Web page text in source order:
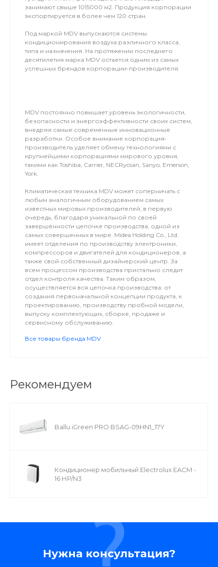
занимают свыше 1015000 м2. Продукция корпорации
экспортируется в более чем 120 стран.
Под маркой MDV выпускаются системы
кондиционирования воздуха различного класса,
типа и назначения. На протяжении последнего
десятилетия марка MDV остается одним из самых
успешных брендов корпорации-производителя.
MDV постоянно повышает уровень экологичности,
безопасности и энергоэффективности своих систем,
внедряя самые современные инновационные
разработки. Особое внимание корпорация-
производитель уделяет обмену технологиями с
крупнейшими корпорациями мирового уровня,
такими как Toshiba, Carrier, NECRycsan, Sanyo, Emerson,
York.
Климатическая техника MDV может соперничать с
любым аналогичным оборудованием самых
известных мировых производителей, в первую
очередь, благодаря уникальной по своей
завершённости цепочке производства, одной из
самых совершенных в мире. Midea Holding Co., Ltd.
имеет отделения по производству электроники,
компрессоров и двигателей для кондиционеров, а
также свой собственный дизайнерский центр. За
всем процессом производства пристально следит
отдел контроля качества. Таким образом,
осуществляется вся цепочка производства: от
создания первоначальной концепции продукта, к
проектированию, производству пробной модели,
выпуску комплектующих, сборке, продаже и
сервисному обслуживанию.
Все товары бренда MDV
Рекомендуем
Ballu iGreen PRO BSAG-09HN1_17Y
Кондиционер мобильный Electrolux EACM -
16 НP/N3
Нужна консультация?